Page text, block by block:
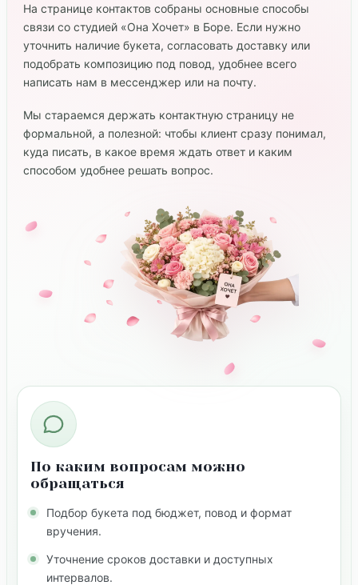
На странице контактов собраны основные способы
связи со студией «Она Хочет» в Боре. Если нужно
уточнить наличие букета, согласовать доставку или
подобрать композицию под повод, удобнее всего
написать нам в мессенджер или на почту.
Мы стараемся держать контактную страницу не
формальной, а полезной: чтобы клиент сразу понимал,
куда писать, в какое время ждать ответ и каким
способом удобнее решать вопрос.
По каким вопросам можно
обращаться
Подбор букета под бюджет, повод и формат
вручения.
Уточнение сроков доставки и доступных
интервалов.